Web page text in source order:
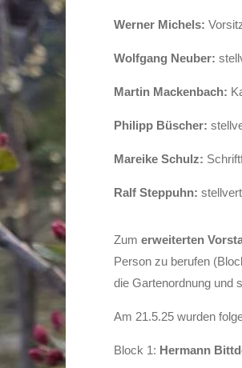
Werner Michels:
Wolfgang Neuber:
Martin Mackenbach:
Philipp Büscher:
Mareike Schulz:
Ralf Steppuhn:
Zum erweiterten
Person zu berufen
die Gartenordnung und
Am 21.5.25 wurden
Block 1: Hermann